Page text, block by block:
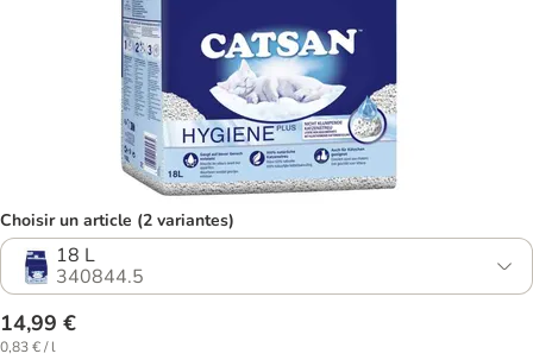
Choisir un article (2 variantes)
18 L
340844.5
14,99 €
0,83 € / l